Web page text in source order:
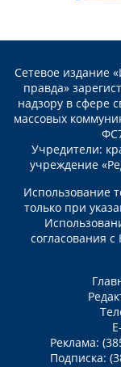
Сетевое издание
правда»
надзору в сфере
массовых
Учредители:
учреждение
Использование
только при
согласования с
Реклама:
Подписка: